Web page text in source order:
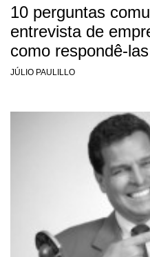
10 perguntas
entrevista de
como respondê-las
JÚLIO PAULILLO